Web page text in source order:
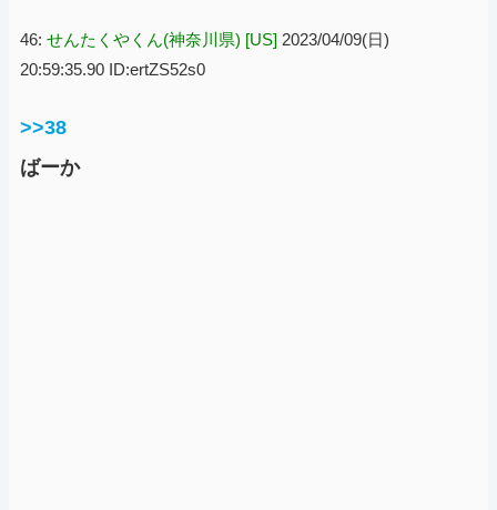
46: せんたくやくん(神奈川県) [US] 2023/04/09(日)
20:59:35.90 ID:ertZS52s0
>>38
ばーか